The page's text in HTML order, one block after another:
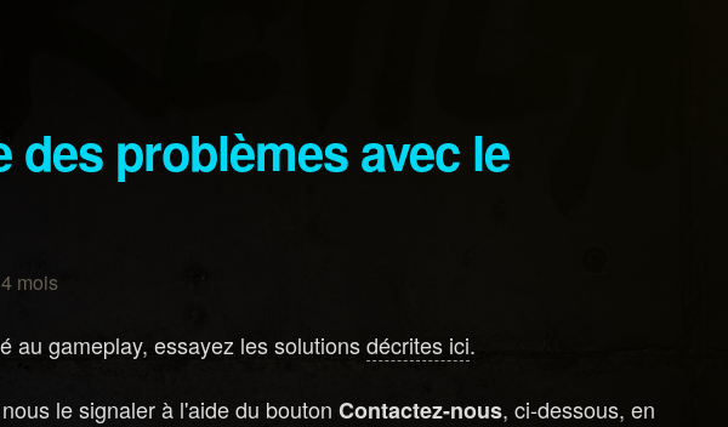
mois
au gameplay, essayez les solutionsdécrites ici.
le signaler à l'aide du boutonContactez-nous, ci-dessous, en